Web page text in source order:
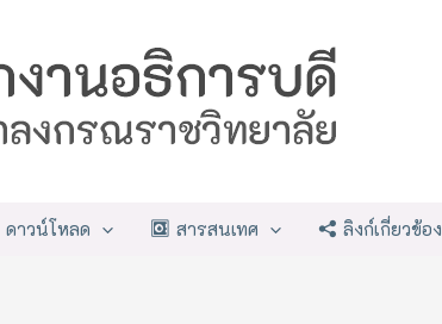
ดาวน์โหลด สารสนเทศ ลิงก์เกี่ยวข้อง